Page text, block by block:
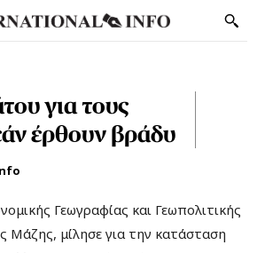
για τους
έρθουν βράδυ
Γεωγραφίας και Γεωπολιτικής
Μάζης, μίλησε για την κατάσταση